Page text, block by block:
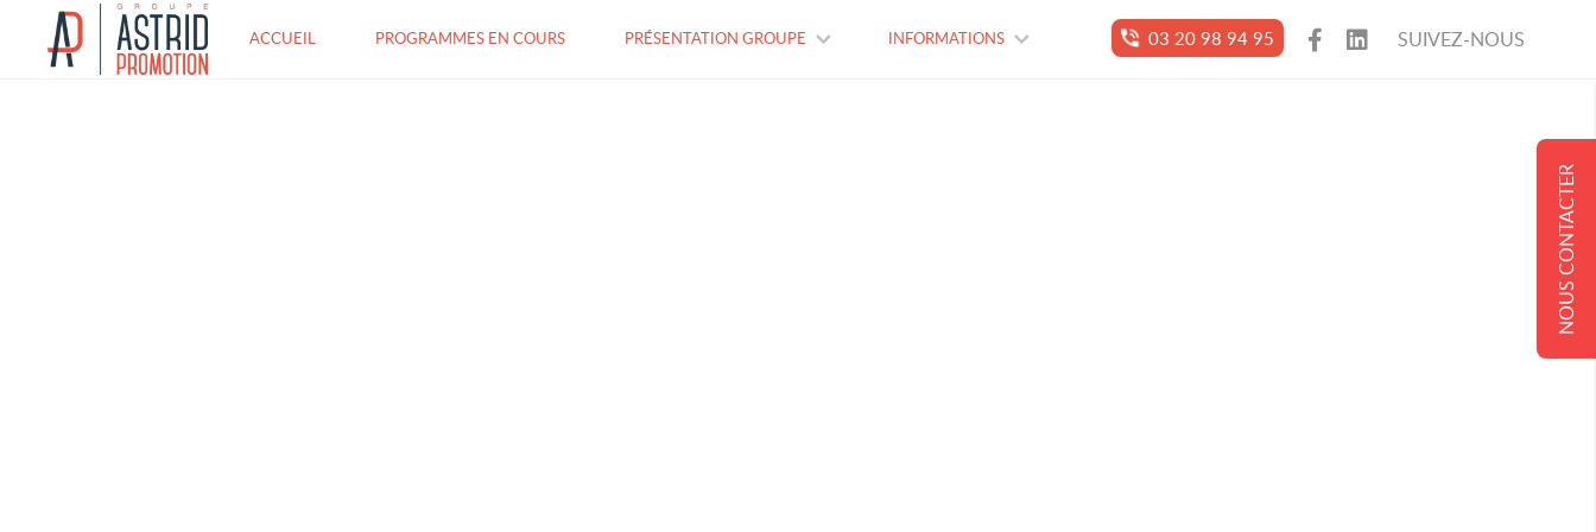
ACCUEIL PROGRAMMES EN COURS PRÉSENTATION GROUPE INFORMATIONS 03 20 98 94 95 SUIVEZ-NOUS
NOUS CONTACTER